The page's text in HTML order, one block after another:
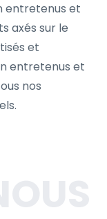
entretenus et
axés sur le
et
entretenus et
nos